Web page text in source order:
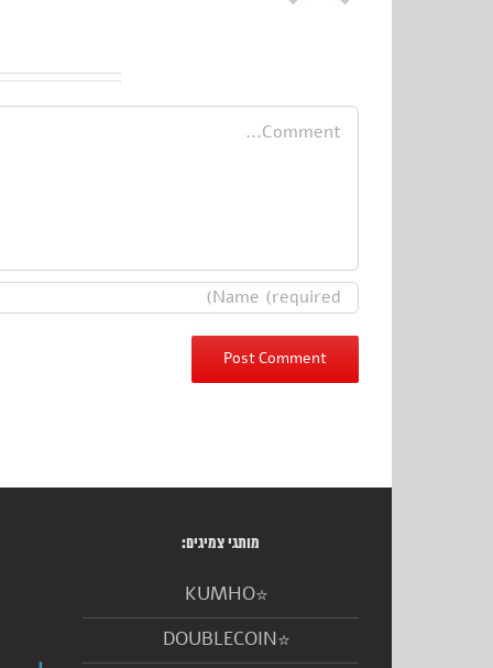
Comment
מותגי צמיגים:
KUMHO
DOUBLECOIN